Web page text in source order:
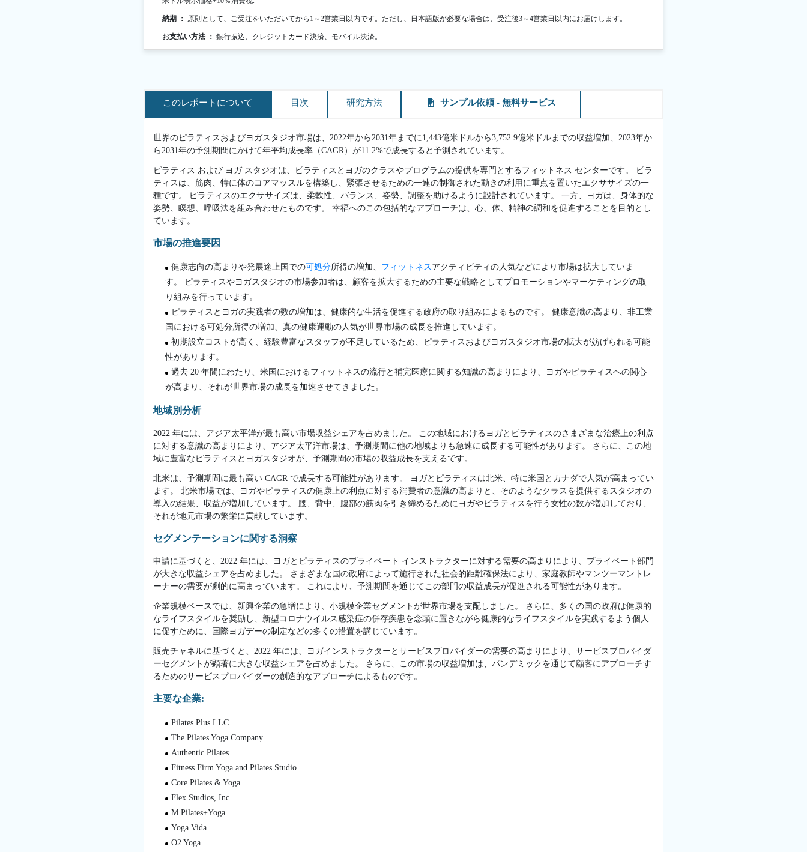
納期 ： 原則として、ご受注をいただいてから1～2営業日以内です。ただし、日本語版が必要な場合は、受注後3～4営業日以内にお届けします。
お支払い方法 ： 銀行振込、クレジットカード決済、モバイル決済。
このレポートについて 目次 研究方法 サンプル依頼 - 無料サービス
世界のピラティスおよびヨガスタジオ市場は、2022年から2031年までに1,443億米ドルから3,752.9億米ドルまでの収益増加、2023年か
ら2031年の予測期間にかけて年平均成長率（CAGR）が11.2%で成長すると予測されています。
ピラティス および ヨガ スタジオは、ピラティスとヨガのクラスやプログラムの提供を専門とするフィットネス センターです。 ピラ
ティスは、筋肉、特に体のコアマッスルを構築し、緊張させるための一連の制御された動きの利用に重点を置いたエクササイズの一
種です。 ピラティスのエクササイズは、柔軟性、バランス、姿勢、調整を助けるように設計されています。 一方、ヨガは、身体的な
姿勢、瞑想、呼吸法を組み合わせたものです。 幸福へのこの包括的なアプローチは、心、体、精神の調和を促進することを目的とし
ています。
市場の推進要因
健康志向の高まりや発展途上国での可処分所得の増加、 フィットネス アクティビティの人気などにより市場は拡大していま
す。 ピラティスやヨガスタジオの市場参加者は、顧客を拡大するための主要な戦略としてプロモーションやマーケティングの取
り組みを行っています。
ピラティスとヨガの実践者の数の増加は、健康的な生活を促進する政府の取り組みによるものです。 健康意識の高まり、非工業
国における可処分所得の増加、真の健康運動の人気が世界市場の成長を推進しています。
初期設立コストが高く、経験豊富なスタッフが不足しているため、ピラティスおよびヨガスタジオ市場の拡大が妨げられる可能
性があります。
過去 20 年間にわたり、米国におけるフィットネスの流行と補完医療に関する知識の高まりにより、ヨガやピラティスへの関心
が高まり、それが世界市場の成長を加速させてきました。
地域別分析
2022 年には、アジア太平洋が最も高い市場収益シェアを占めました。 この地域におけるヨガとピラティスのさまざまな治療上の利点
に対する意識の高まりにより、アジア太平洋市場は、予測期間に他の地域よりも急速に成長する可能性があります。 さらに、この地
域に豊富なピラティスとヨガスタジオが、予測期間の市場の収益成長を支えるです。
北米は、予測期間に最も高い CAGR で成長する可能性があります。 ヨガとピラティスは北米、特に米国とカナダで人気が高まってい
ます。 北米市場では、ヨガやピラティスの健康上の利点に対する消費者の意識の高まりと、そのようなクラスを提供するスタジオの
導入の結果、収益が増加しています。 腰、背中、腹部の筋肉を引き締めるためにヨガやピラティスを行う女性の数が増加しており、
それが地元市場の繁栄に貢献しています。
セグメンテーションに関する洞察
申請に基づくと、2022 年には、ヨガとピラティスのプライベート インストラクターに対する需要の高まりにより、プライベート部門
が大きな収益シェアを占めました。 さまざまな国の政府によって施行された社会的距離確保法により、家庭教師やマンツーマントレ
ーナーの需要が劇的に高まっています。 これにより、予測期間を通じてこの部門の収益成長が促進される可能性があります。
企業規模ベースでは、新興企業の急増により、小規模企業セグメントが世界市場を支配しました。 さらに、多くの国の政府は健康的
なライフスタイルを奨励し、新型コロナウイルス感染症の併存疾患を念頭に置きながら健康的なライフスタイルを実践するよう個人
に促すために、国際ヨガデーの制定などの多くの措置を講じています。
販売チャネルに基づくと、2022 年には、ヨガインストラクターとサービスプロバイダーの需要の高まりにより、サービスプロバイダ
ーセグメントが顕著に大きな収益シェアを占めました。 さらに、この市場の収益増加は、パンデミックを通じて顧客にアプローチす
るためのサービスプロバイダーの創造的なアプローチによるものです。
主要な企業:
Pilates Plus LLC
The Pilates Yoga Company
Authentic Pilates
Fitness Firm Yoga and Pilates Studio
Core Pilates & Yoga
Flex Studios, Inc.
M Pilates+Yoga
Yoga Vida
O2 Yoga